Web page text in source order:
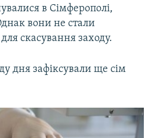
в Сімферополі,
вони не стали
скасування заходу.
дня зафіксували ще сім